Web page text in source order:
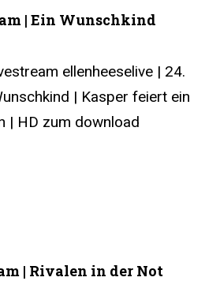
| Ein Wunschkind
ellenheeselive | 24.
| Kasper feiert ein
| HD zum download
| Rivalen in der Not